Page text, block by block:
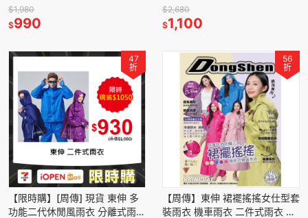
套) 周傳
$1,980
$990
雨衣) 周傳
$2,680
$1,100
47
折
【限時購】[周傳] 現貨 東伸 多
功能二代休閒風雨衣 分離式雨衣
56
折
【周傳】東伸 裙襬搖搖女仕型套
裝雨衣 機車雨衣 二件式雨衣 風